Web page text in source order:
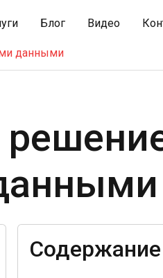
Блог Видео
данными
Содержание